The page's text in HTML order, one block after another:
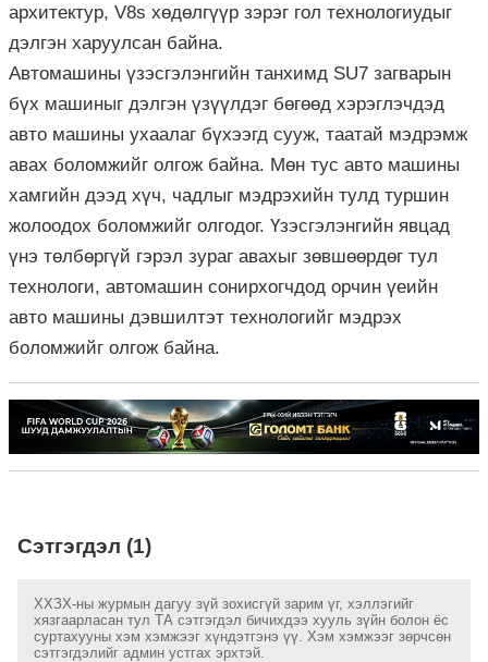
архитектур, V8s хөдөлгүүр зэрэг гол технологиудыг
дэлгэн харуулсан байна.
Автомашины үзэсгэлэнгийн танхимд SU7 загварын
бүх машиныг дэлгэн үзүүлдэг бөгөөд хэрэглэчдэд
авто машины ухаалаг бүхээгд сууж, таатай мэдрэмж
авах боломжийг олгож байна. Мөн тус авто машины
хамгийн дээд хүч, чадлыг мэдрэхийн тулд туршин
жолоодох боломжийг олгодог. Үзэсгэлэнгийн явцад
үнэ төлбөргүй гэрэл зураг авахыг зөвшөөрдөг тул
технологи, автомашин сонирхогчдод орчин үеийн
авто машины дэвшилтэт технологийг мэдрэх
боломжийг олгож байна.
Сэтгэгдэл (1)
ХХЗХ-ны журмын дагуу зүй зохисгүй зарим үг, хэллэгийг
хязгаарласан тул ТА сэтгэгдэл бичихдээ хууль зүйн болон ёс
суртахууны хэм хэмжээг хүндэтгэнэ үү. Хэм хэмжээг зөрчсөн
сэтгэгдэлийг админ устгах эрхтэй.